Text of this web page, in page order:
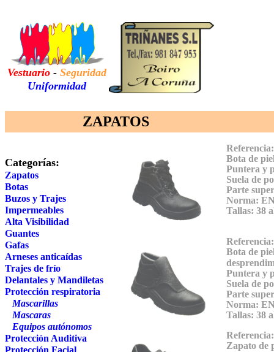
Vestuario - Seguridad
Uniformidad
ZAPATOS
Categorías:
Zapatos
Botas
Buzos y Trajes
Impermeables
Alta Visibilidad
Guantes
Gafas
Arneses anticaídas
Trajes de frío
Delantales y Mandiletas
Protección respiratoria
Mascarillas
Mascaras
Equipos autónomos
Protección Auditiva
Protección Facial
Bota de
Puntera y
Suela de
Parte
Norma:
Tallas: 38
Bota de
Puntera y
Suela de
Parte
Norma:
Tallas: 38
Zapato de